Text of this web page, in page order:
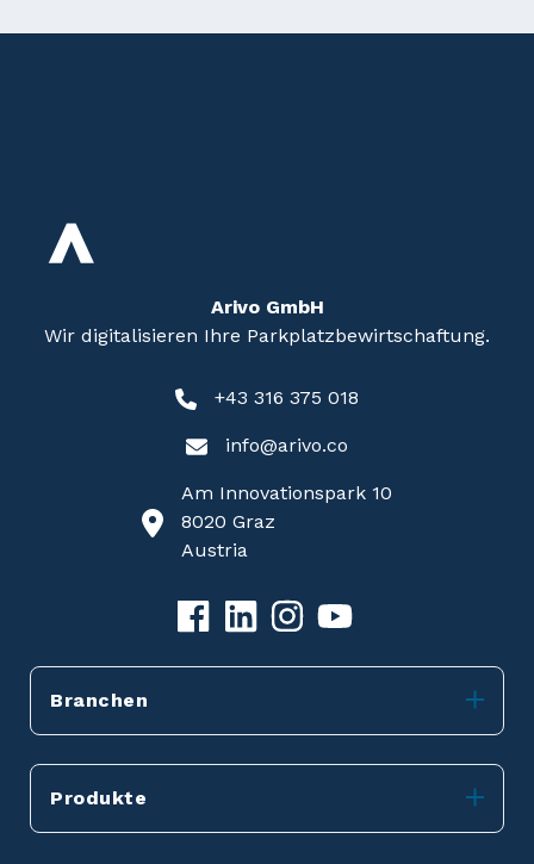
Arivo GmbH
Wir digitalisieren Ihre Parkplatzbewirtschaftung.
+43 316 375 018
info@arivo.co
Am Innovationspark 10
8020 Graz
Austria
Branchen
Produkte